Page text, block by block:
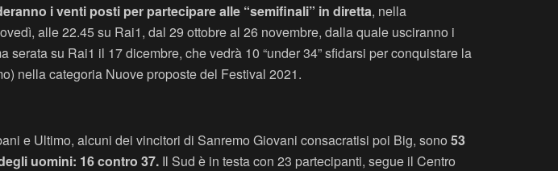
i venti posti per partecipare alle “semifinali” in diretta, nella
alle 22.45 su Rai1, dal 29 ottobre al 26 novembre, dalla quale usciranno i
su Rai1 il 17 dicembre, che vedrà 10 “under 34” sfidarsi per conquistare la
nella categoria Nuove proposte del Festival 2021.
e Ultimo, alcuni dei vincitori di Sanremo Giovani consacratisi poi Big, sono 53
uomini: 16 contro 37. Il Sud è in testa con 23 partecipanti, segue il Centro